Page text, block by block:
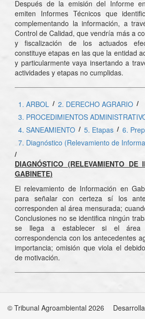
Después de la emisión del Informe
emiten Informes Técnicos que
complementando la información, a
Control de Calidad, que vendría más a
y fiscalización de los actuados
constituye etapas en las que la entidad
y particularmente vaya insertando a
actividades y etapas no cumplidas.
1. ARBOL / 2. DERECHO AGRARIO /
3. PROCEDIMIENTOS
4. SANEAMIENTO / 5. Etapas / 6.
7. Diagnóstico (Relevamiento de
/
DIAGNÓSTICO (RELEVAMIENTO DE
GABINETE)
El relevamiento de Información en
para señalar con certeza sí los
corresponden al área mensurada;
Conclusiones no se identifica ningún
se llega a establecer si el área
correspondencia con los antecedentes
importancia; omisión que viola el
de motivación.
© Tribunal Agroambiental 2026